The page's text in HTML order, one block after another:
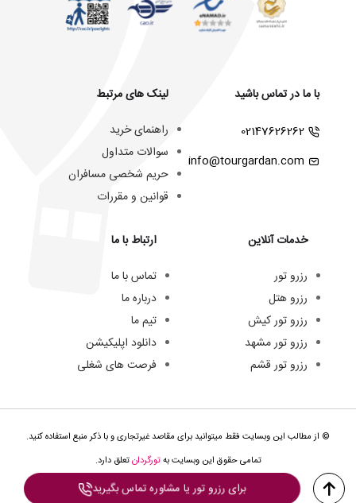
برای رزرو تور یا مشاوره تماس بگیرید
با ما در تماس باشید
02147626262
info@tourgardan.com
خدمات آنلاین
رزرو تور
رزرو هتل
رزرو تور کیش
رزرو تور مشهد
رزرو تور قشم
لینک های مرتبط
راهنمای خرید
سوالات متداول
حریم شخصی مسافران
قوانین و مقررات
ارتباط با ما
تماس با ما
درباره ما
تیم ما
دانلود اپلیکیشن
فرصت های شغلی
© از مطالب این وبسایت فقط میتوانید برای مقاصد غیرتجاری و با ذکر منبع استفاده کنید.
تمامی حقوق این وبسایت بهتورگردانتعلق دارد.